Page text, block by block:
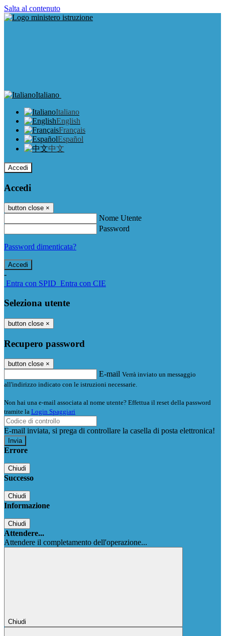
Salta al contenuto
Italiano
Italiano
English
Français
Español
中文
Accedi
Accedi
button close ×
Nome Utente
Password
Password dimenticata?
-
Entra con SPID Entra con CIE
Seleziona utente
button close ×
Recupero password
button close ×
E-mail Verrà inviato un messaggio
all'indirizzo indicato con le istruzioni necessarie.
Non hai una e-mail associata al nome utente? Effettua il reset della password
tramite la Login Spaggiari
E-mail inviata, si prega di controllare la casella di posta elettronica!
Errore
Chiudi
Successo
Chiudi
Informazione
Chiudi
Attendere...
Attendere il completamento dell'operazione...
Chiudi